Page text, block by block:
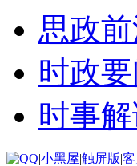
思政
时政
时事
|小黑屋|触屏版|